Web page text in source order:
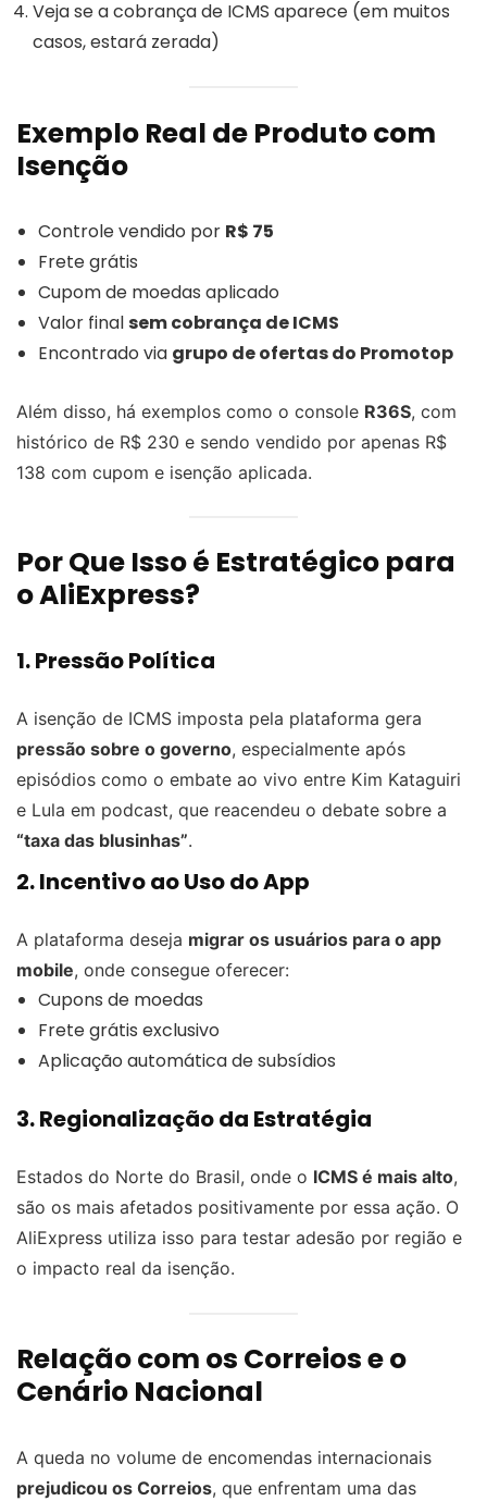
Veja se a cobrança de ICMS aparece (em muitos
casos, estará zerada)
Exemplo Real de Produto com
Isenção
Controle vendido por R$ 75
Frete grátis
Cupom de moedas aplicado
Valor finalsem cobrança de ICMS
Encontrado via grupo de ofertas do Promotop
Além disso, há exemplos como o console R36S, com
histórico de R$ 230 e sendo vendido por apenas R$
138 com cupom e isenção aplicada.
Por Que Isso é Estratégico para
o AliExpress?
1. Pressão Política
A isenção de ICMS imposta pela plataforma gera
pressão sobre o governo, especialmente após
episódios como o embate ao vivo entre Kim Kataguiri
e Lula em podcast, que reacendeu o debate sobre a
“taxa das blusinhas”.
2. Incentivo ao Uso do App
A plataforma deseja migrar os usuários para o app
mobile, onde consegue oferecer:
Cupons de moedas
Frete grátis exclusivo
Aplicação automática de subsídios
3. Regionalização da Estratégia
Estados do Norte do Brasil, onde o ICMS é mais alto,
são os mais afetados positivamente por essa ação. O
AliExpress utiliza isso para testar adesão por região e
o impacto real da isenção.
Relação com os Correios e o
Cenário Nacional
A queda no volume de encomendas internacionais
prejudicou os Correios, que enfrentam uma das